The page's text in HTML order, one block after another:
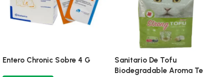
Entero Chronic Sobre 4 G
Sanitario De Tofu
Biodegradable Aroma Te